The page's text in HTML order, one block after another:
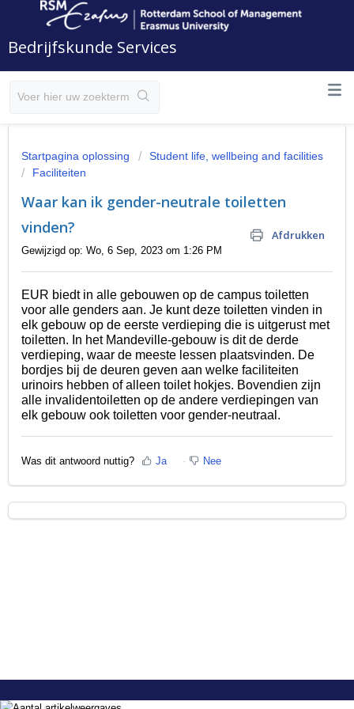
Bedrijfskunde Services
Startpagina oplossing
Student life, wellbeing and facilities
Faciliteiten
Waar kan ik gender-neutrale toiletten
vinden?
Afdrukken
Gewijzigd op: Wo, 6 Sep, 2023 om 1:26 PM
EUR biedt in alle gebouwen op de campus toiletten
voor alle genders aan. Je kunt deze toiletten vinden in
elk gebouw op de eerste verdieping die is uitgerust met
toiletten. In het Mandeville-gebouw is dit de derde
verdieping, waar de meeste lessen plaatsvinden. De
bordjes bij de deuren geven aan welke faciliteiten
urinoirs hebben of alleen toilet hokjes. Bovendien zijn
alle invalidentoiletten op de andere verdiepingen van
elk gebouw ook toiletten voor gender-neutraal.
Was dit antwoord nuttig? Ja Nee